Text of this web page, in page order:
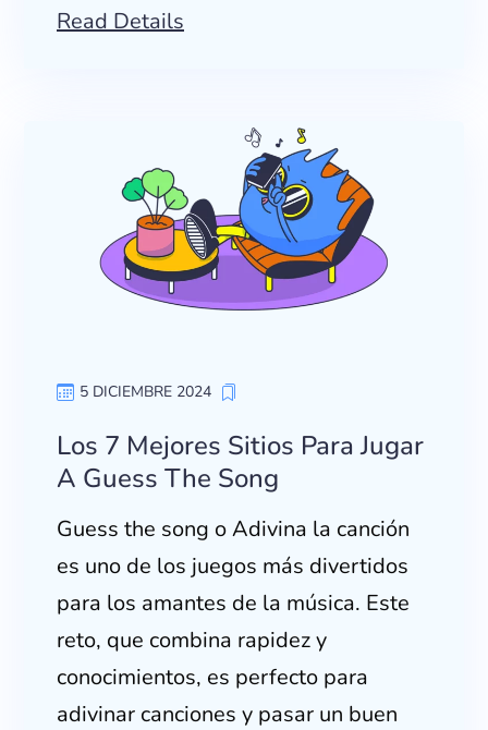
Read Details
5 DICIEMBRE 2024
Los 7 Mejores Sitios Para Jugar
A Guess The Song
Guess the song o Adivina la canción
es uno de los juegos más divertidos
para los amantes de la música. Este
reto, que combina rapidez y
conocimientos, es perfecto para
adivinar canciones y pasar un buen